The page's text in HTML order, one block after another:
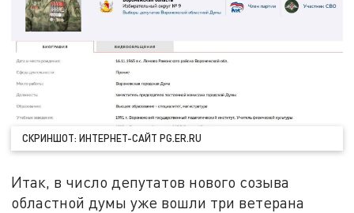
СКРИНШОТ: ИНТЕРНЕТ-САЙТ PG.ER.RU
Итак, в число депутатов нового созыва
областной думы уже вошли три ветерана